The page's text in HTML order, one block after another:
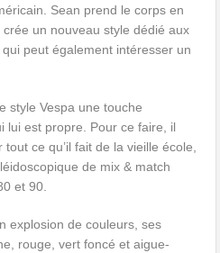
Sean prend le corps en
un nouveau style dédié aux
peut également intéresser un
style Vespa une touche
lui est propre. Pour ce faire, il
ce qu’il fait de la vieille école,
de mix & match
et 90.
explosion de couleurs, ses
rouge, vert foncé et aigue-